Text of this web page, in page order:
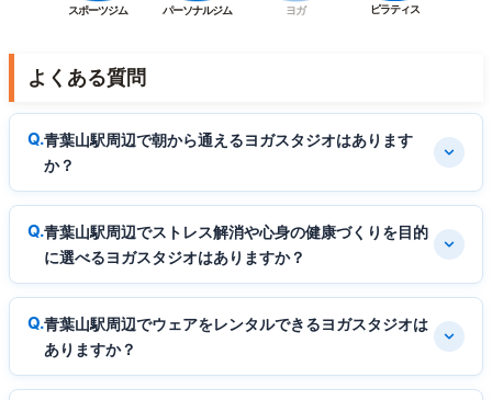
スポーツジム パーソナルジム ヨガ ピラティス
よくある質問
青葉山駅周辺で朝から通えるヨガスタジオはあります
か？
青葉山駅周辺でストレス解消や心身の健康づくりを目的
に選べるヨガスタジオはありますか？
青葉山駅周辺でウェアをレンタルできるヨガスタジオは
ありますか？